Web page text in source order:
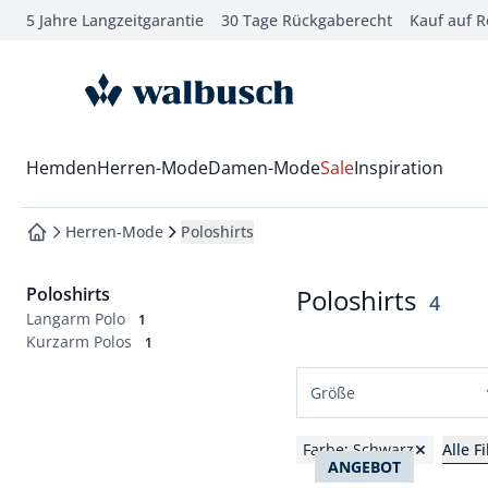
springen
springen
springen
5 Jahre Langzeitgarantie 30 Tage Rückgaberecht Kauf auf
zur Startseite
Wechsel in das Menü mit Pfeil-Runter Taste
HemdenHerren-ModeDamen-ModeSaleInspiration
zur Startseite
Herren-Mode Poloshirts
Poloshirts
Langarm Polo 1
Kurzarm Polos 1
Poloshirts 4
Größe
48 50
Farbe: Schwarz Alle
ANGEBOT